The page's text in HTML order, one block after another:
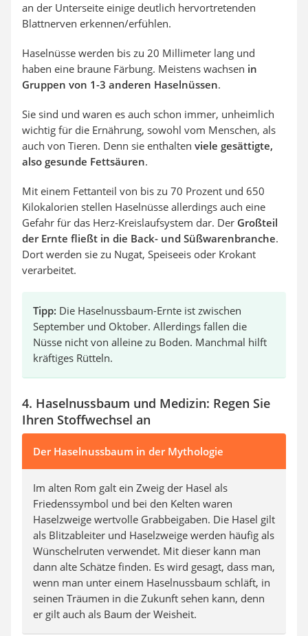
an der Unterseite einige deutlich hervortretenden
Blattnerven erkennen/erfühlen.
Haselnüsse werden bis zu 20 Millimeter lang und
haben eine braune Färbung. Meistens wachsen in
Gruppen von 1-3 anderen Haselnüssen.
Sie sind und waren es auch schon immer, unheimlich
wichtig für die Ernährung, sowohl vom Menschen, als
auch von Tieren. Denn sie enthalten viele gesättigte,
also gesunde Fettsäuren.
Mit einem Fettanteil von bis zu 70 Prozent und 650
Kilokalorien stellen Haselnüsse allerdings auch eine
Gefahr für das Herz-Kreislaufsystem dar. Der Großteil
der Ernte fließt in die Back- und Süßwarenbranche.
Dort werden sie zu Nugat, Speiseeis oder Krokant
verarbeitet.
Tipp: Die Haselnussbaum-Ernte ist zwischen
September und Oktober. Allerdings fallen die
Nüsse nicht von alleine zu Boden. Manchmal hilft
kräftiges Rütteln.
4. Haselnussbaum und Medizin: Regen Sie
Ihren Stoffwechsel an
Der Haselnussbaum in der Mythologie
Im alten Rom galt ein Zweig der Hasel als
Friedenssymbol und bei den Kelten waren
Haselzweige wertvolle Grabbeigaben. Die Hasel gilt
als Blitzableiter und Haselzweige werden häufig als
Wünschelruten verwendet. Mit dieser kann man
dann alte Schätze finden. Es wird gesagt, dass man,
wenn man unter einem Haselnussbaum schläft, in
seinen Träumen in die Zukunft sehen kann, denn
er gilt auch als Baum der Weisheit.